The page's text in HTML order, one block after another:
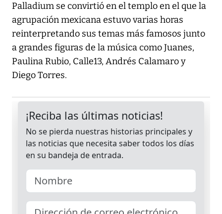
Palladium se convirtió en el templo en el que la
agrupación mexicana estuvo varias horas
reinterpretando sus temas más famosos junto
a grandes figuras de la música como Juanes,
Paulina Rubio, Calle13, Andrés Calamaro y
Diego Torres.